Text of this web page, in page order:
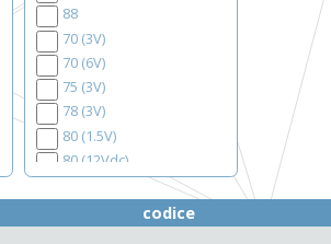
3÷16
3÷20
3÷24
3÷28
4÷5
4÷6.5
88
70 (3V)
70 (6V)
75 (3V)
78 (3V)
80 (1.5V)
80 (12Vdc)
80 (5V)
83
codice